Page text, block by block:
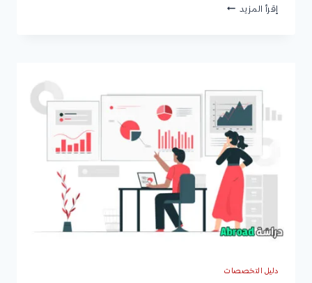
إقرأ المزيد تخصص
الدراسة،
مواد
التخصص،
مجالات
العمل،
متوسط
الرواتب،
وأفضل
الجامعات
دليل التخصصات